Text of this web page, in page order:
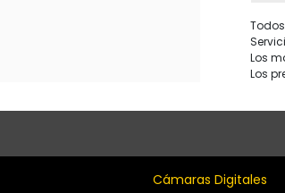
Los
Los
Cámaras Digitales